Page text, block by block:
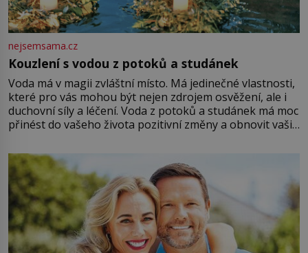
nejsemsama.cz
Kouzlení s vodou z potoků a studánek
Voda má v magii zvláštní místo. Má jedinečné vlastnosti,
které pro vás mohou být nejen zdrojem osvěžení, ale i
duchovní síly a léčení. Voda z potoků a studánek má moc
přinést do vašeho života pozitivní změny a obnovit vaši
můžete obohatit své rituály a přinést do svého života
větší harmonii a klid. Je důležité